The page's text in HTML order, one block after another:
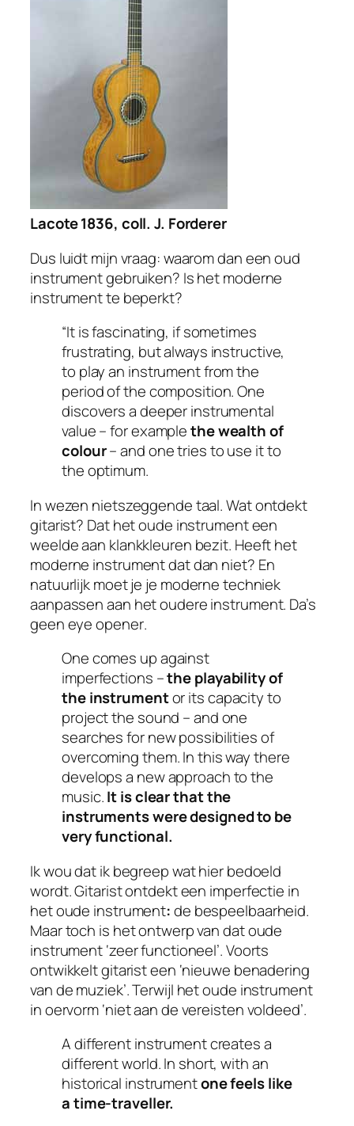
Lacote 1836, coll. J. Forderer
Dus luidt mijn vraag: waarom dan een oud
instrument gebruiken? Is het moderne
instrument te beperkt?
“It is fascinating, if sometimes
frustrating, but always instructive,
to play an instrument from the
period of the composition. One
discovers a deeper instrumental
value – for examplethe wealth of
colour– and one tries to use it to
the optimum.
In wezen nietszeggende taal. Wat ontdekt
gitarist? Dat het oude instrument een
weelde aan klankkleuren bezit. Heeft het
moderne instrument dat dan niet? En
natuurlijkmoet je je moderne techniek
aanpassen aan het oudere instrument. Da’s
geeneye opener.
One comes up against
imperfections –the playability of
the instrumentor its capacity to
project the sound – and one
searches for new possibilities of
overcoming them. In this way there
develops a new approach to the
music.It is clear that the
instruments were designed to be
very functional.
Ik wou dat ik begreep wat hier bedoeld
wordt. Gitarist ontdekt een imperfectie in
het oude instrument:de bespeelbaarheid.
Maar toch is het ontwerp van dat oude
instrument ‘zeer functioneel’. Voorts
ontwikkelt gitarist een ‘nieuwe benadering
van de muziek’. Terwijl het oude instrument
in oervorm ‘niet aan de vereisten voldeed’.
A different instrument creates a
different world. In short, with an
historical instrumentone feels like
a time-traveller.